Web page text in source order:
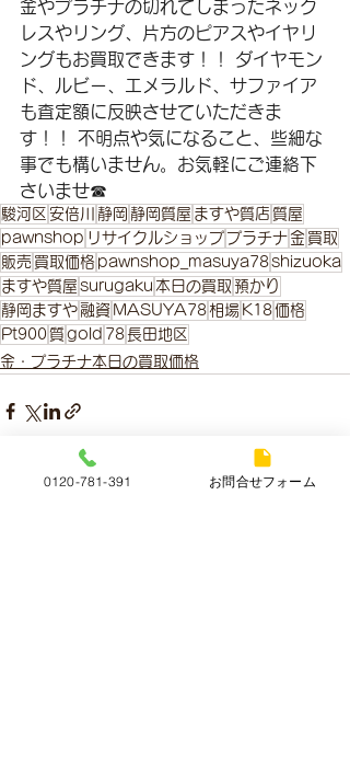
金やプラチナの切れてしまったネック
レスやリング、片方のピアスやイヤリ
ングもお買取できます！！ ダイヤモン
ド、ルビー、エメラルド、サファイア
も査定額に反映させていただきま
す！！ 不明点や気になること、些細な
事でも構いません。お気軽にご連絡下
さいませ☎
駿河区 安倍川 静岡 静岡質屋 ますや質店 質屋
pawnshop リサイクルショップ プラチナ 金 買取
販売 買取価格 pawnshop_masuya78shizuoka
ますや質屋 surugaku 本日の買取 預かり
静岡ますや 融資 MASUYA78相場 K18価格
Pt900質 gold 78 長田地区
金・プラチナ本日の買取価格
最新記事 すべて表示
0120-781-391 お問合せフォーム